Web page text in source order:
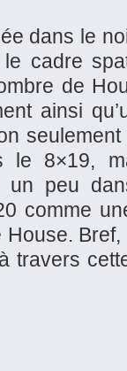
dans le
cadre
de
ainsi
le 8×19,
un peu
comme
travers